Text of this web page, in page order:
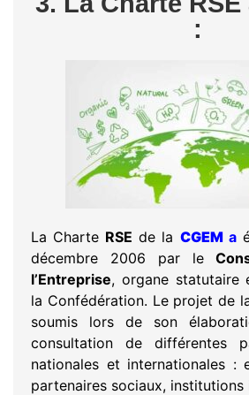
:
La Charte RSE de la CGEMa
décembre 2006 par le
l’Entreprise, organe statutaire
la Confédération. Le projet de
soumis lors de son
consultation de différentes
nationales et internationales :
partenaires sociaux,